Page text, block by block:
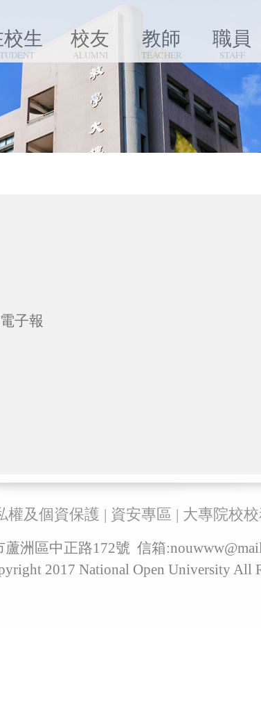
生 校友
ALUMNI
教師
TEACHER
職員
STAFF
子報
權及個資保護 | 資安專區 | 大專院校
蘆洲區中正路172號 信箱:
2017 National Open University All